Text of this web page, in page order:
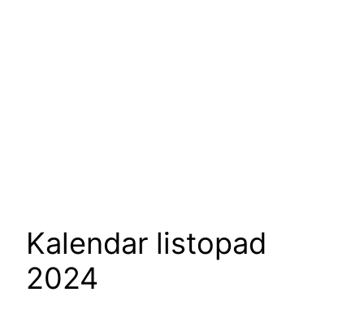
Kalendar listopad
2024